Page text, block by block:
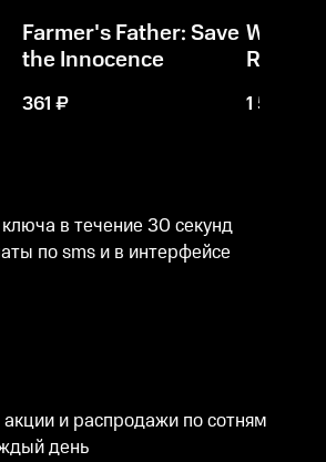
Farmer's Father: Save
the Innocence
361 ₽
Rogue
1 503
в течение 30 секунд
по sms и в интерфейсе
и распродажи по сотням
день